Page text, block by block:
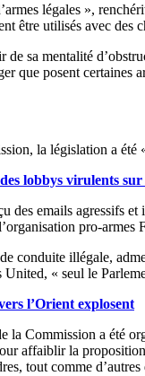
légales »,
être utilisés avec des
sa mentalité
que posent certaines
la législation a
lobbys virulents sur
des emails agressifs
pro-armes
conduite illégale,
« seul le
l’Orient explosent
la Commission a été
affaiblir la
tout comme